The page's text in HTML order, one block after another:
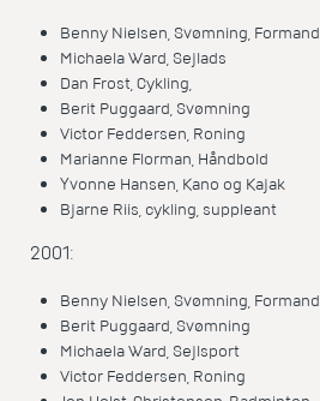
Benny Nielsen, Svømning, Formand
Michaela Ward, Sejlads
Dan Frost, Cykling,
Berit Puggaard, Svømning
Victor Feddersen, Roning
Marianne Florman, Håndbold
Yvonne Hansen, Kano og Kajak
Bjarne Riis, cykling, suppleant
2001:
Benny Nielsen, Svømning, Formand
Berit Puggaard, Svømning
Michaela Ward, Sejlsport
Victor Feddersen, Roning